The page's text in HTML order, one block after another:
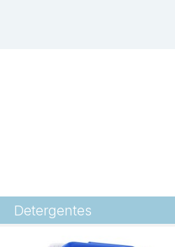
Detergentes